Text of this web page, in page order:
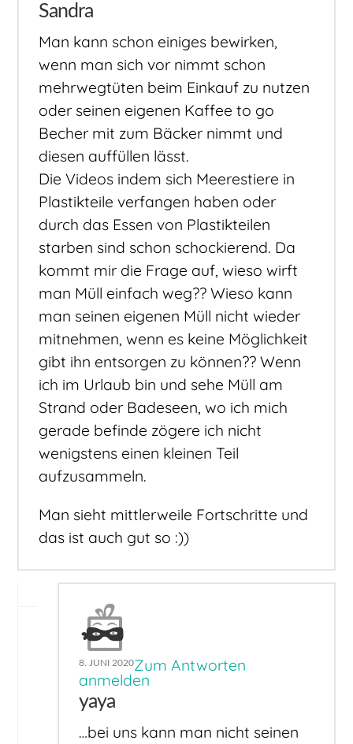
Sandra
Man kann schon einiges bewirken,
wenn man sich vor nimmt schon
mehrwegtüten beim Einkauf zu nutzen
oder seinen eigenen Kaffee to go
Becher mit zum Bäcker nimmt und
diesen auffüllen lässt.
Die Videos indem sich Meerestiere in
Plastikteile verfangen haben oder
durch das Essen von Plastikteilen
starben sind schon schockierend. Da
kommt mir die Frage auf, wieso wirft
man Müll einfach weg?? Wieso kann
man seinen eigenen Müll nicht wieder
mitnehmen, wenn es keine Möglichkeit
gibt ihn entsorgen zu können?? Wenn
ich im Urlaub bin und sehe Müll am
Strand oder Badeseen, wo ich mich
gerade befinde zögere ich nicht
wenigstens einen kleinen Teil
aufzusammeln.
Man sieht mittlerweile Fortschritte und
das ist auch gut so :))
8. JUNI 2020Zum Antworten
anmelden
yaya
…bei uns kann man nicht seinen